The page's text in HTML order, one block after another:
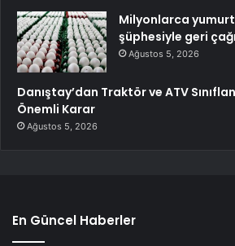
Milyonlarca
şüphesiyle geri
Ağustos 5, 2026
Danıştay’dan Traktör ve ATV
Önemli Karar
Ağustos 5, 2026
En Güncel Haberler